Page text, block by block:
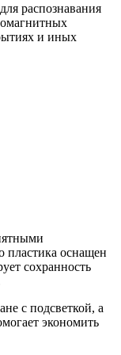
распознавания
и иных
пластика оснащен
сохранность
с подсветкой, а
экономить